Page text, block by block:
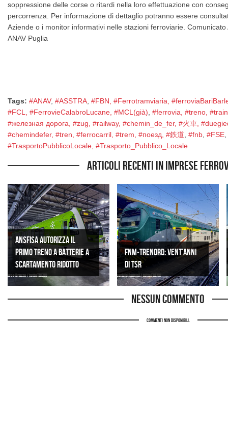
soppressione delle corse o ritardi nella loro effettuazione con
percorrenza. Per informazione di dettaglio potranno essere
Aziende o i monitor informativi nelle stazioni ferroviarie. Comunicato
ANAV Puglia
Tags: #ANAV, #ASSTRA, #FBN, #Ferrotramviaria,
#FCL, #FerrovieCalabroLucane, #MCL(già), #ferrovia, #treno,
#железная дорога, #zug, #railway, #chemin_de_fer, #火車,
#chemindefer, #tren, #ferrocarril, #trem, #поезд, #鉄道, #fnb, #FSE,
#TrasportoPubblicoLocale, #Trasporto_Pubblico_Locale
Articoli recenti in Imprese
ANSFISA AUTORIZZA IL
PRIMO TRENO A BATTERIE A
SCARTAMENTO RIDOTTO
FNM-Trenord: vent’anni
di TSR
Nessun commento
Commenti non disponibili.